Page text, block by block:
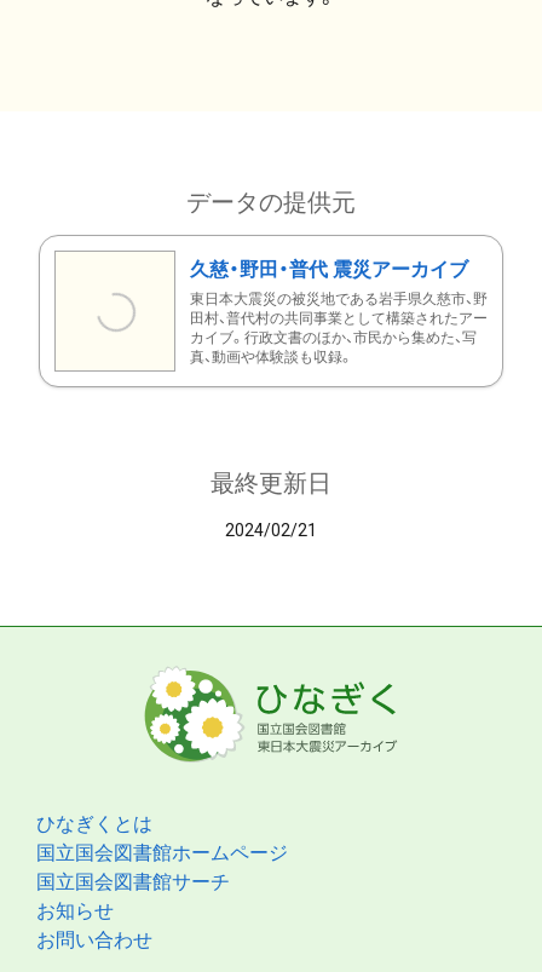
データの提供元
久慈・野田・普代 震災アーカイブ
東日本大震災の被災地である岩手県久慈市、野
田村、普代村の共同事業として構築されたアー
カイブ。行政文書のほか、市民から集めた、写
真、動画や体験談も収録。
最終更新日
2024/02/21
ひなぎくとは
国立国会図書館ホームページ
国立国会図書館サーチ
お知らせ
お問い合わせ